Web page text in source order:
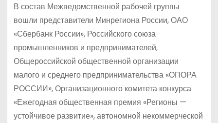
В состав Межведомственной рабочей группы
вошли представители Минрегиона России, ОАО
«Сбербанк России», Российского союза
промышленников и предпринимателей,
Общероссийской общественной организации
малого и среднего предпринимательства «ОПОРА
РОССИИ», Организационного комитета конкурса
«Ежегодная общественная премия «Регионы —
устойчивое развитие», автономной некоммерческой